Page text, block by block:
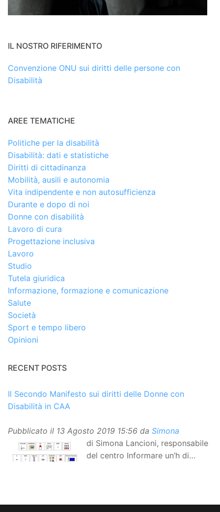
IL NOSTRO RIFERIMENTO
Convenzione ONU sui diritti delle persone con
Disabilità
AREE TEMATICHE
Politiche per la disabilità
Disabilità: dati e statistiche
Diritti di cittadinanza
Mobilità, ausili e autonomia
Vita indipendente e non autosufficienza
Durante e dopo di noi
Donne con disabilità
Lavoro di cura
Progettazione inclusiva
Lavoro
Studio
Tutela giuridica
Informazione, formazione e comunicazione
Salute
Società
Sport e tempo libero
Opinioni
RECENT POSTS
Il Secondo Manifesto sui diritti delle Donne con
Disabilità in CAA
Pubblicato il 13 Agosto 2019 15:56 da Simona
di Simona Lancioni, responsabile
del centro Informare un’h di
aumentativa alternativa (CAA) del “Secondo Manifesto